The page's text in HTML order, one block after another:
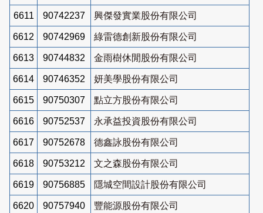
6611 90742237 興傑發實業股份有限公司
6612 90742969 綠雷德創新股份有限公司
6613 90744832 金雨樹休閒股份有限公司
6614 90746352 妍美學股份有限公司
6615 90750307 點立方股份有限公司
6616 90752537 永承益投資股份有限公司
6617 90752678 德鑫詠股份有限公司
6618 90753212 文之森股份有限公司
6619 90756885 隱城空間設計股份有限公司
6620 90757940 豐能源股份有限公司